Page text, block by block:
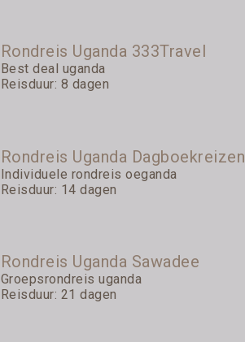
Rondreis Uganda 333Travel
Best deal uganda
Reisduur: 8 dagen
Rondreis Uganda Dagboekreizen
Individuele rondreis oeganda
Reisduur: 14 dagen
Rondreis Uganda Sawadee
Groepsrondreis uganda
Reisduur: 21 dagen